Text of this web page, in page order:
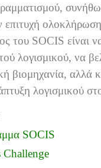
του SOCIS είναι
λογισμικού, να
βιομηχανία, αλλά
λογισμικού
SOCIS
Challenge